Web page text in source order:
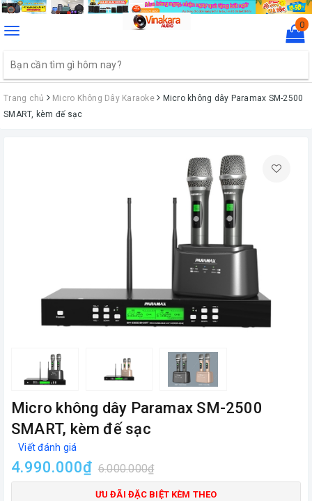
Toggle
0
Trang chủ Micro Không Dây Karaoke
Micro không dây Paramax SM-2500
SMART, kèm đế sạc
Micro không dây Paramax SM-2500
SMART, kèm đế sạc
Viết đánh giá
4.990.000₫ 6.000.000₫
ƯU ĐÃI ĐẶC BIỆT KÈM THEO